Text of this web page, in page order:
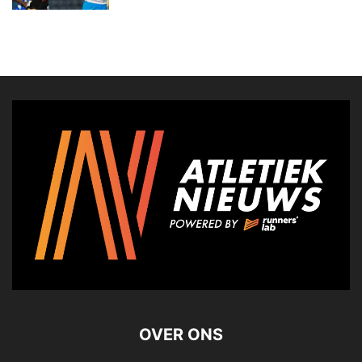
OVER ONS